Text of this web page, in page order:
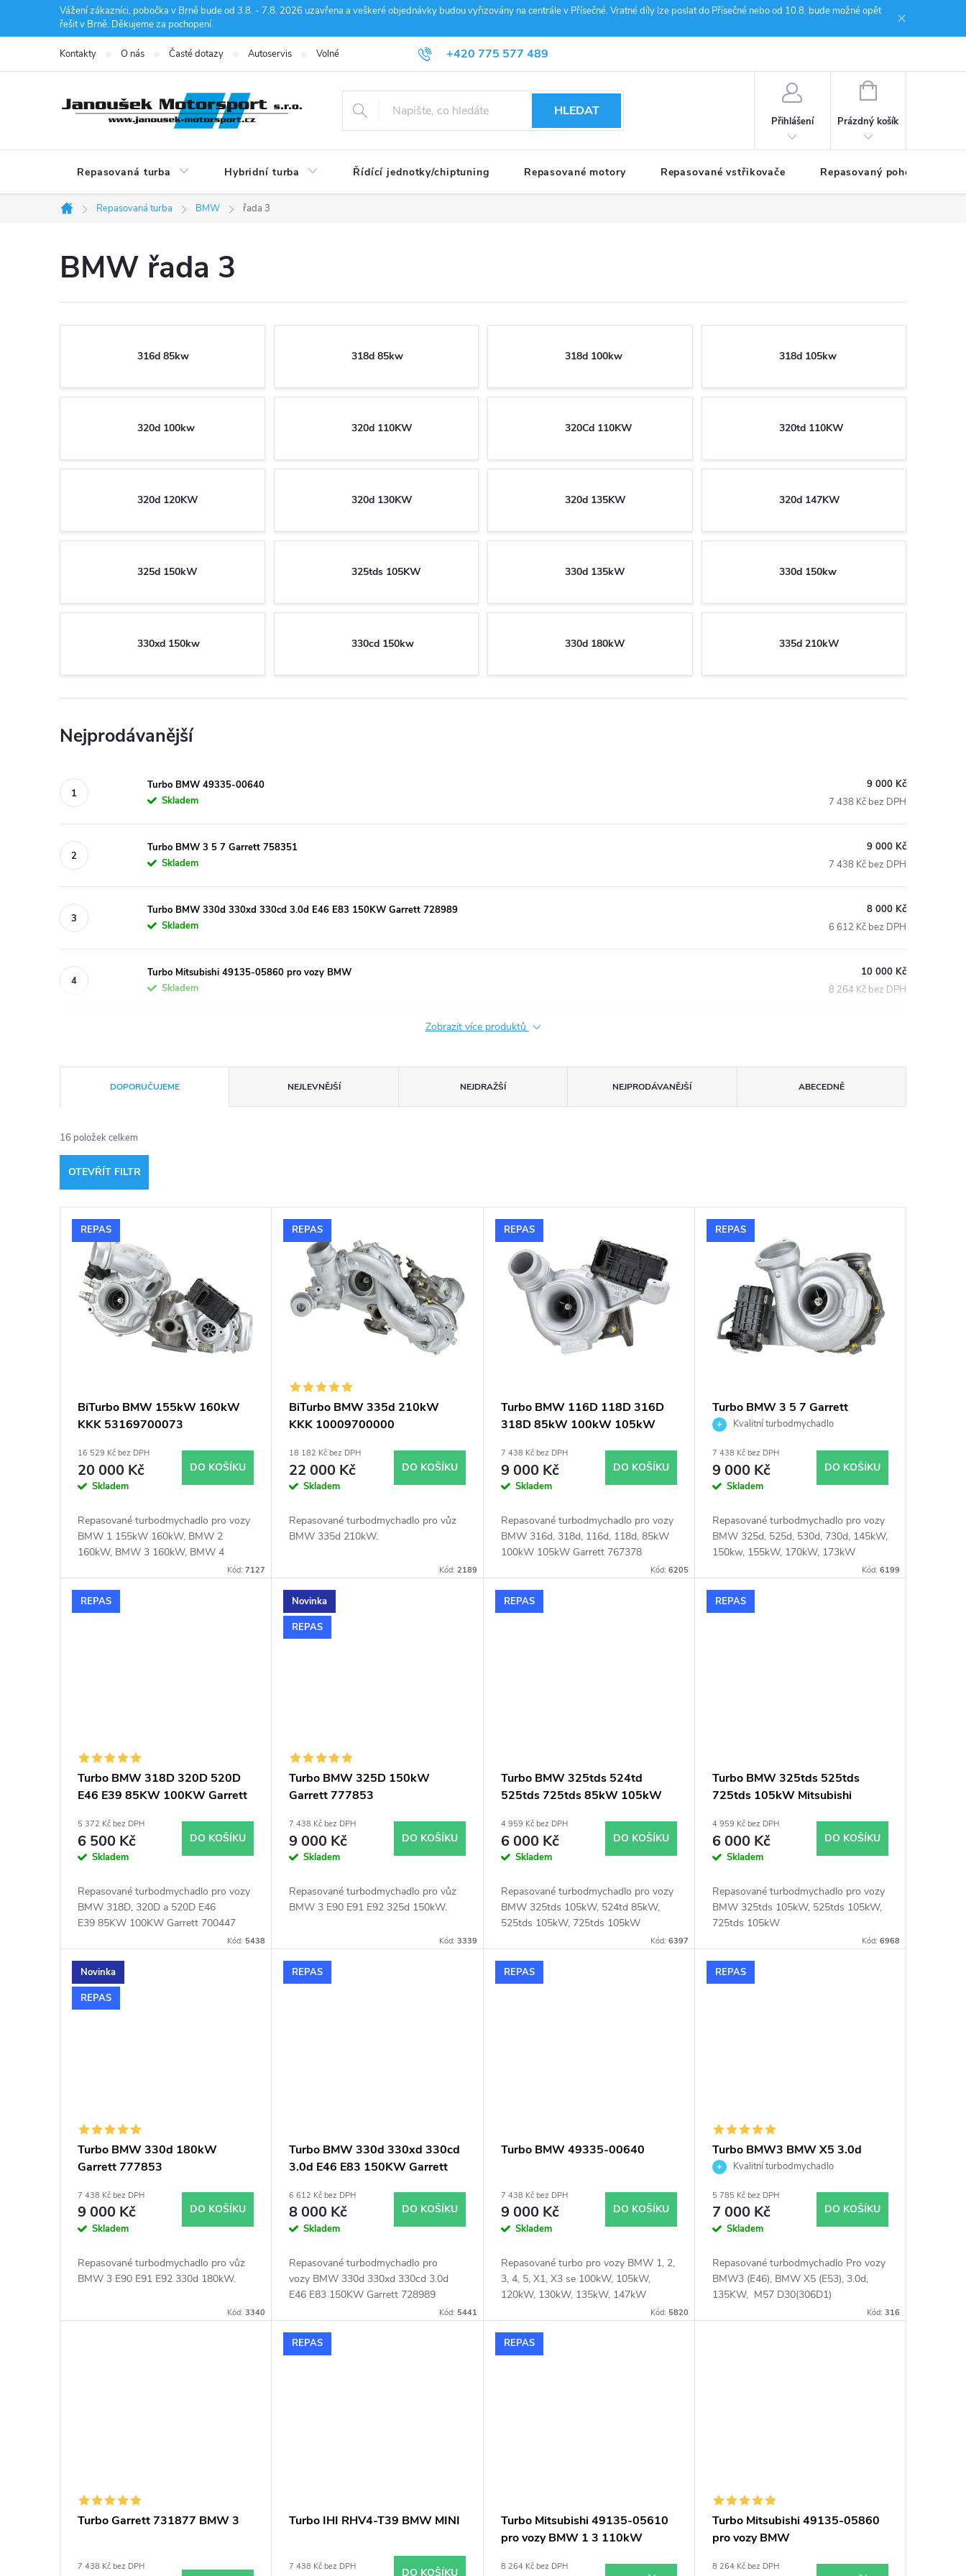
Vážení zákazníci, pobočka v Brně bude od 3.8. - 7.8. 2026 uzavřena a veškeré objednávky budou vyřizovány na centrále v Přísečné. Vratné díly lze poslat do Přísečné nebo od 10.8. bude možné opět
řešit v Brně. Děkujeme za pochopení.
+420 775 577 489
info@janousek-motorsport.cz
Kontakty O nás Časté dotazy Autoservis Volné pozice Obchodní podmínky Reklamace
HLEDAT
Přihlášení
NÁKUPNÍ
Prázdný košík
Repasovaná turba Hybridní turba Řídící jednotky/chiptuning Repasované motory Repasované vstřikovače Repasovaný pohon TDM
Domů
Repasovaná turba BMW řada 3
BMW řada 3
316d 85kw 318d 85kw 318d 100kw 318d 105kw
320d 100kw 320d 110KW 320Cd 110KW 320td 110KW
320d 120KW 320d 130KW 320d 135KW 320d 147KW
325d 150kW 325tds 105KW 330d 135kW 330d 150kw
330xd 150kw 330cd 150kw 330d 180kW 335d 210kW
Nejprodávanější
Turbo BMW 49335-00640
Skladem
9 000 Kč
7 438 Kč bez DPH
Turbo BMW 3 5 7 Garrett 758351
Skladem
9 000 Kč
7 438 Kč bez DPH
Turbo BMW 330d 330xd 330cd 3.0d E46 E83 150KW Garrett 728989
Skladem
8 000 Kč
6 612 Kč bez DPH
Turbo Mitsubishi 49135-05860 pro vozy BMW
Skladem
10 000 Kč
8 264 Kč bez DPH
Zobrazit více produktů
a
z
e
n
DOPORUČUJEME NEJLEVNĚJŠÍ NEJDRAŽŠÍ NEJPRODÁVANĚJŠÍ ABECEDNĚ
16 položek celkem
OTEVŘÍT FILTR
V
k
REPAS
BiTurbo BMW 155kW 160kW
KKK 53169700073
16 529 Kč bez DPH
20 000 Kč
Skladem
DO KOŠÍKU
Repasované turbodmychadlo pro vozy
BMW 1 155kW 160kW, BMW 2
160kW, BMW 3 160kW, BMW 4
160kW, BMW 5 155kW 160kW, BMW
Kód:7127
REPAS
BiTurbo BMW 335d 210kW
KKK 10009700000
18 182 Kč bez DPH
22 000 Kč
Skladem
DO KOŠÍKU
Repasované turbodmychadlo pro vůz
BMW 335d 210kW.
Kód: 2189
REPAS
Turbo BMW 116D 118D 316D
318D 85kW 100kW 105kW
7 438 Kč bez DPH
9 000 Kč
Skladem
DO KOŠÍKU
Repasované turbodmychadlo pro vozy
BMW 316d, 318d, 116d, 118d, 85kW
100kW 105kW Garrett 767378
Kód: 6205
REPAS
Turbo BMW 3 5 7 Garrett
758351Kvalitní turbodmychadlo
7 438 Kč bez DPH
9 000 Kč
Skladem
DO KOŠÍKU
Repasované turbodmychadlo pro vozy
BMW 325d, 525d, 530d, 730d, 145kW,
150kw, 155kW, 170kW, 173kW
Kód: 6199
REPAS
Turbo BMW 318D 320D 520D
E46 E39 85KW 100KW Garrett
5 372 Kč bez DPH
6 500 Kč
Skladem
DO KOŠÍKU
Repasované turbodmychadlo pro vozy
BMW 318D, 320D a 520D E46
E39 85KW 100KW Garrett 700447
Kód: 5438
Novinka
REPAS
Turbo BMW 325D 150kW
Garrett 777853
7 438 Kč bez DPH
9 000 Kč
Skladem
DO KOŠÍKU
Repasované turbodmychadlo pro vůz
BMW 3 E90 E91 E92 325d 150kW.
Kód: 3339
REPAS
Turbo BMW 325tds 524td
525tds 725tds 85kW 105kW
4 959 Kč bez DPH
6 000 Kč
Skladem
DO KOŠÍKU
Repasované turbodmychadlo pro vozy
BMW 325tds 105kW, 524td 85kW,
525tds 105kW, 725tds 105kW
Kód: 6397
REPAS
Turbo BMW 325tds 525tds
725tds 105kW Mitsubishi
4 959 Kč bez DPH
6 000 Kč
Skladem
DO KOŠÍKU
Repasované turbodmychadlo pro vozy
BMW 325tds 105kW, 525tds 105kW,
725tds 105kW
Kód: 6968
Novinka
REPAS
Turbo BMW 330d 180kW
Garrett 777853
7 438 Kč bez DPH
9 000 Kč
Skladem
DO KOŠÍKU
Repasované turbodmychadlo pro vůz
BMW 3 E90 E91 E92 330d 180kW.
Kód:3340
REPAS
Turbo BMW 330d 330xd 330cd
3.0d E46 E83 150KW Garrett
6 612 Kč bez DPH
8 000 Kč
Skladem
DO KOŠÍKU
Repasované turbodmychadlo pro
vozy BMW 330d 330xd 330cd 3.0d
E46 E83 150KW Garrett 728989
Kód: 5441
REPAS
Turbo BMW 49335-00640
7 438 Kč bez DPH
9 000 Kč
Skladem
DO KOŠÍKU
Repasované turbo pro vozy BMW 1, 2,
3, 4, 5, X1, X3 se 100kW, 105kW,
120kW, 130kW, 135kW, 147kW
Kód: 5820
REPAS
Turbo BMW3 BMW X5 3.0d
135KW Garrett 704361
Kvalitní turbodmychadlo
5 785 Kč bez DPH
7 000 Kč
Skladem
DO KOŠÍKU
Repasované turbodmychadlo Pro vozy
BMW3 (E46), BMW X5 (E53), 3.0d,
135KW, M57 D30(306D1)
Kód: 316
Turbo Garrett 731877 BMW 3
7 438 Kč bez DPH
REPAS
Turbo IHI RHV4-T39 BMW MINI
7 438 Kč bez DPH DO KOŠÍKU
REPAS
Turbo Mitsubishi 49135-05610
pro vozy BMW 1 3 110kW
8 264 Kč bez DPH
Turbo Mitsubishi 49135-05860
pro vozy BMW
8 264 Kč bez DPH